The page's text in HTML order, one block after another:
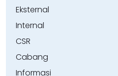
Eksternal
Internal
CSR
Cabang
Informasi